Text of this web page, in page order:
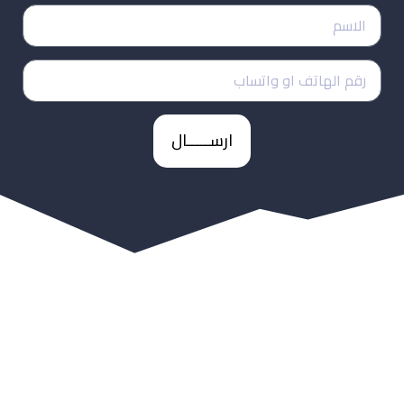
ارســـــال